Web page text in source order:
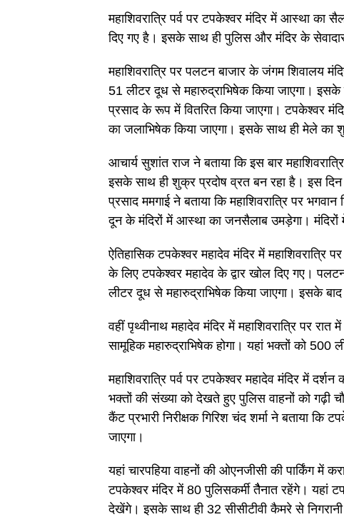
महाशिवरात्रि पर्व पर टपकेश्वर मंदिर में आस्था
दिए गए है। इसके साथ ही पुलिस और मंदिर के
महाशिवरात्रि पर पलटन बाजार के जंगम शिवालय
51 लीटर दूध से महारुद्राभिषेक किया जाएगा।
प्रसाद के रूप में वितरित किया जाएगा। टपकेश्वर
का जलाभिषेक किया जाएगा। इसके साथ ही मेले का
आचार्य सुशांत राज ने बताया कि इस बार
इसके साथ ही शुक्र प्रदोष व्रत बन रहा है। इस दिन
प्रसाद ममगाई ने बताया कि महाशिवरात्रि पर
दून के मंदिरों में आस्था का जनसैलाब उमड़ेगा। मंदिरों
ऐतिहासिक टपकेश्वर महादेव मंदिर में महाशिवरात्रि
के लिए टपकेश्वर महादेव के द्वार खोल दिए गए।
लीटर दूध से महारुद्राभिषेक किया जाएगा। इसके
वहीं पृथ्वीनाथ महादेव मंदिर में महाशिवरात्रि पर
सामूहिक महारुद्राभिषेक होगा। यहां भक्तों को 500
महाशिवरात्रि पर्व पर टपकेश्वर महादेव मंदिर में
भक्तों की संख्या को देखते हुए पुलिस वाहनों को गढ़ी
कैंट प्रभारी निरीक्षक गिरिश चंद शर्मा ने बताया कि
जाएगा।
यहां चारपहिया वाहनों की ओएनजीसी की पार्किंग में
टपकेश्वर मंदिर में 80 पुलिसकर्मी तैैनात रहेंगे। यहां
देखेंगे। इसके साथ ही 32 सीसीटीवी कैमरे से निगरानी